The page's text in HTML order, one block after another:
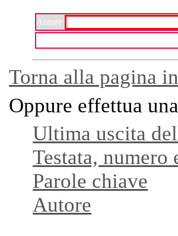
Autore
Torna alla pagina
Oppure effettua
Ultima uscita
Testata,
Parole chiave
Autore